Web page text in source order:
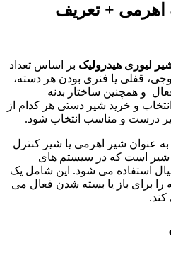
اهرمی + تعریف
لیوری هیدرولیک بر اساس تعداد
قفلی یا فنری بودن هر دسته،
و همچنین ساختار بدنه
و خرید شیر دستی هر کدام از
شیر درست و مناسب انتخاب شود.
عنوان شیر اهرمی یا شیر کنترل
شیر است که در سیستم های
استفاده می شود. این شامل یک
برای باز یا بسته شدن فعال می